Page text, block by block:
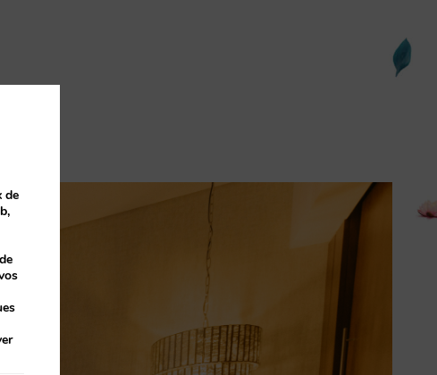
de